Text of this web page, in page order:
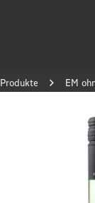
Produkte EM